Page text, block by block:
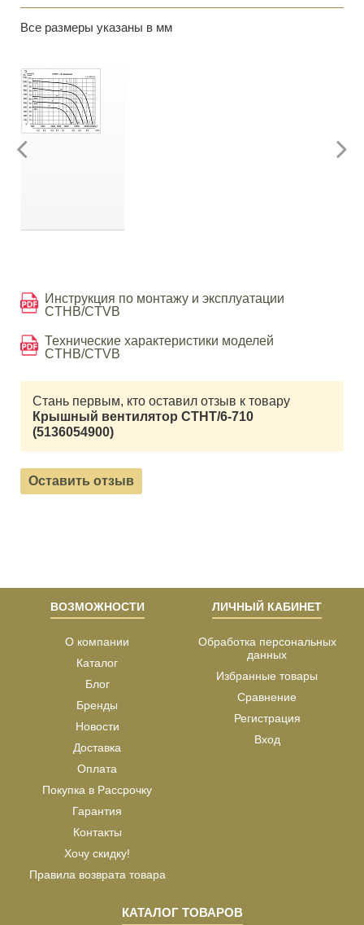
Все размеры указаны в мм
Инструкция по монтажу и эксплуатации
CTHB/CTVB
Технические характеристики моделей
CTHB/CTVB
Стань первым, кто оставил отзыв к товару
Крышный вентилятор CTHT/6-710
(5136054900)
Оставить отзыв
ВОЗМОЖНОСТИ
О компании
Каталог
Блог
Бренды
Новости
Доставка
Оплата
Покупка в Рассрочку
Гарантия
Контакты
Хочу скидку!
Правила возврата товара
ЛИЧНЫЙ КАБИНЕТ
Обработка персональных
данных
Избранные товары
Сравнение
Регистрация
Вход
КАТАЛОГ ТОВАРОВ